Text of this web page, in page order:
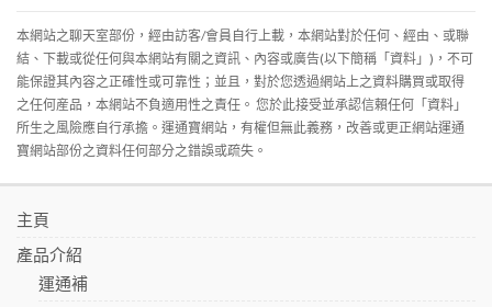
本網站之聊天室部份，經由訪客/會員自行上載，本網站對於任何、經由、或聯
結、下載或從任何與本網站有關之資訊、內容或廣告(以下簡稱「資料」)，不可
能保證其內容之正確性或可靠性；並且，對於您透過網站上之資料購買或取得
之任何産品，本網站不負適用性之責任。 您於此接受並承認信賴任何「資料」
所生之風險應自行承擔。運通寶網站，有權但無此義務，改善或更正網站運通
寶網站部份之資料任何部分之錯誤或疏失。
主頁
產品介紹
運通補